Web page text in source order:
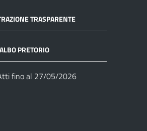
TRASPARENTE
PRETORIO
fino al 27/05/2026